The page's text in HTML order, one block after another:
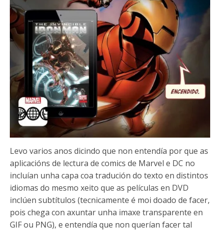
Levo varios anos dicindo que non entendía por que as
aplicacións de lectura de comics de Marvel e DC no
incluían unha capa coa tradución do texto en distintos
idiomas do mesmo xeito que as películas en DVD
inclúen subtítulos (tecnicamente é moi doado de facer,
pois chega con axuntar unha imaxe transparente en
GIF ou PNG), e entendía que non querían facer tal